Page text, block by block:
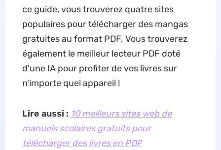
ce guide, vous trouverez quatre sites
populaires pour télécharger des mangas
gratuites au format PDF. Vous trouverez
également le meilleur lecteur PDF doté
d'une IA pour profiter de vos livres sur
n'importe quel appareil !
Lire aussi : 10 meilleurs sites web de
manuels scolaires gratuits pour
télécharger des livres en PDF